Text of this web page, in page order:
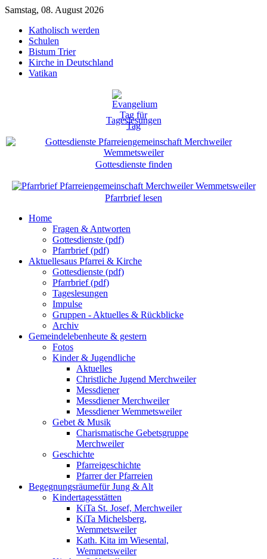
Samstag, 08. August 2026
Katholisch werden
Schulen
Bistum Trier
Kirche in Deutschland
Vatikan
Tageslesungen
Gottesdienste finden
Pfarrbrief lesen
Home
Fragen & Antworten
Gottesdienste (pdf)
Pfarrbrief (pdf)
Aktuellesaus Pfarrei & Kirche
Gottesdienste (pdf)
Pfarrbrief (pdf)
Tageslesungen
Impulse
Gruppen - Aktuelles & Rückblicke
Archiv
Gemeindelebenheute & gestern
Fotos
Kinder & Jugendliche
Aktuelles
Christliche Jugend Merchweiler
Messdiener
Messdiener Merchweiler
Messdiener Wemmetsweiler
Gebet & Musik
Charismatische Gebetsgruppe
Merchweiler
Geschichte
Pfarreigeschichte
Pfarrer der Pfarreien
Begegnungsräumefür Jung & Alt
Kindertagesstätten
KiTa St. Josef, Merchweiler
KiTa Michelsberg,
Wemmetsweiler
Kath. Kita im Wiesental,
Wemmetsweiler